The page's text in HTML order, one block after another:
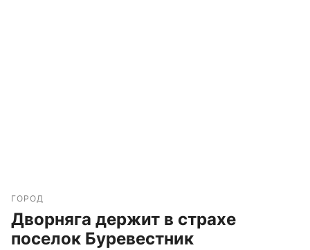
ГОРОД
Дворняга держит в страхе
поселок Буревестник